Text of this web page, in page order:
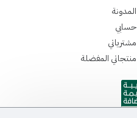
المدونة
حسابي
مشترياتي
منتجاتي المفضلة